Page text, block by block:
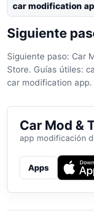
car modification
Siguiente
Siguiente paso: Car
Store. Guías útiles:
car modification app.
Car Mod &
app modificación
Apps